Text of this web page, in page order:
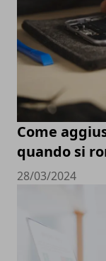
Come
quando si
28/03/2024